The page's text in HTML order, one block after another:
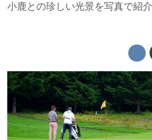
小鹿との珍しい光景を写真で紹介